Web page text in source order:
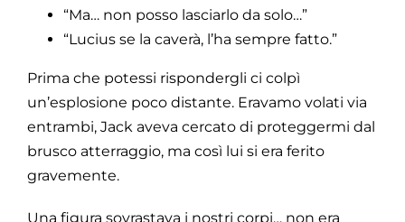
“Ma… non posso lasciarlo da solo…”
“Lucius se la caverà, l’ha sempre fatto.”
Prima che potessi rispondergli ci colpì
un’esplosione poco distante. Eravamo volati via
entrambi, Jack aveva cercato di proteggermi dal
brusco atterraggio, ma così lui si era ferito
gravemente.
Una figura sovrastava i nostri corpi… non era